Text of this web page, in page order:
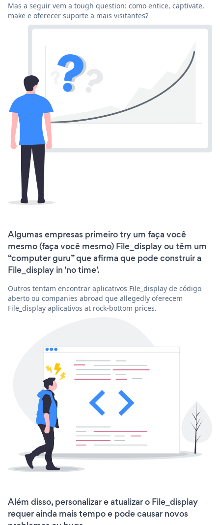
Mas a seguir vem a tough question: como entice, captivate,
make e oferecer suporte a mais visitantes?
Algumas empresas primeiro try um faça você
mesmo (faça você mesmo) File_display ou têm um
“computer guru” que afirma que pode construir a
File_display in 'no time'.
Outros tentam encontrar aplicativos File_display de código
aberto ou companies abroad que allegedly oferecem
File_display aplicativos at rock-bottom prices.
Além disso, personalizar e atualizar o File_display
requer ainda mais tempo e pode causar novos